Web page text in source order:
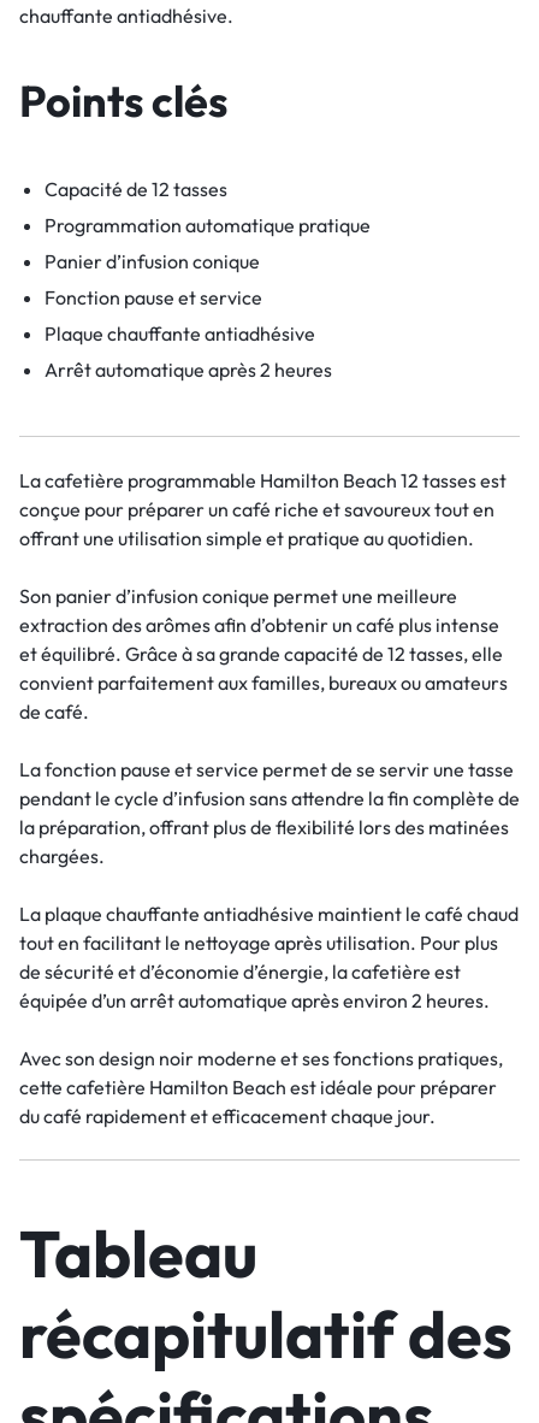
chauffante antiadhésive.
Points clés
Capacité de 12 tasses
Programmation automatique pratique
Panier d’infusion conique
Fonction pause et service
Plaque chauffante antiadhésive
Arrêt automatique après 2 heures
La cafetière programmable Hamilton Beach 12 tasses est
conçue pour préparer un café riche et savoureux tout en
offrant une utilisation simple et pratique au quotidien.
Son panier d’infusion conique permet une meilleure
extraction des arômes afin d’obtenir un café plus intense
et équilibré. Grâce à sa grande capacité de 12 tasses, elle
convient parfaitement aux familles, bureaux ou amateurs
de café.
La fonction pause et service permet de se servir une tasse
pendant le cycle d’infusion sans attendre la fin complète de
la préparation, offrant plus de flexibilité lors des matinées
chargées.
La plaque chauffante antiadhésive maintient le café chaud
tout en facilitant le nettoyage après utilisation. Pour plus
de sécurité et d’économie d’énergie, la cafetière est
équipée d’un arrêt automatique après environ 2 heures.
Avec son design noir moderne et ses fonctions pratiques,
cette cafetière Hamilton Beach est idéale pour préparer
du café rapidement et efficacement chaque jour.
Tableau
récapitulatif des